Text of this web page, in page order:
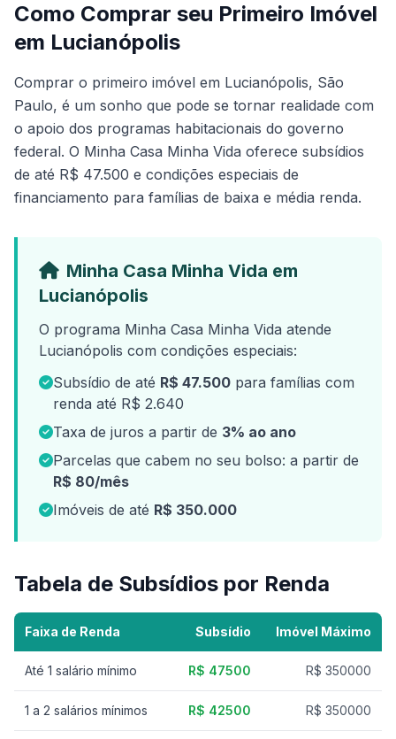
Como Comprar seu Primeiro Imóvel
em Lucianópolis
Comprar o primeiro imóvel em Lucianópolis, São
Paulo, é um sonho que pode se tornar realidade com
o apoio dos programas habitacionais do governo
federal. O Minha Casa Minha Vida oferece subsídios
de até R$ 47.500 e condições especiais de
financiamento para famílias de baixa e média renda.
Minha Casa Minha Vida em
Lucianópolis
O programa Minha Casa Minha Vida atende
Lucianópolis com condições especiais:
Subsídio de até R$ 47.500 para famílias com
renda até R$ 2.640
Taxa de juros a partir de 3% ao ano
Parcelas que cabem no seu bolso: a partir de
R$ 80/mês
Imóveis de até R$ 350.000
Tabela de Subsídios por Renda
Faixa de Renda Subsídio Imóvel Máximo
Até 1 salário mínimo R$ 47500 R$ 350000
1 a 2 salários mínimos R$ 42500 R$ 350000